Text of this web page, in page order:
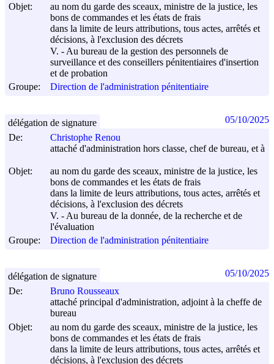
Objet:
au nom du garde des sceaux, ministre de la justice, les
bons de commandes et les états de frais
dans la limite de leurs attributions, tous actes, arrêtés et
décisions, à l'exclusion des décrets
V. - Au bureau de la gestion des personnels de
surveillance et des conseillers pénitentiaires d'insertion
et de probation
Groupe:
Direction de l'administration pénitentiaire
De:
Christophe Renou
attaché d'administration hors classe, chef de bureau, et à
Objet:
au nom du garde des sceaux, ministre de la justice, les
bons de commandes et les états de frais
dans la limite de leurs attributions, tous actes, arrêtés et
décisions, à l'exclusion des décrets
V. - Au bureau de la donnée, de la recherche et de
l'évaluation
Groupe:
Direction de l'administration pénitentiaire
délégation de signature 05/10/2025
De:
Bruno Rousseaux
attaché principal d'administration, adjoint à la cheffe de
bureau
Objet:
au nom du garde des sceaux, ministre de la justice, les
bons de commandes et les états de frais
dans la limite de leurs attributions, tous actes, arrêtés et
décisions, à l'exclusion des décrets
délégation de signature 05/10/2025